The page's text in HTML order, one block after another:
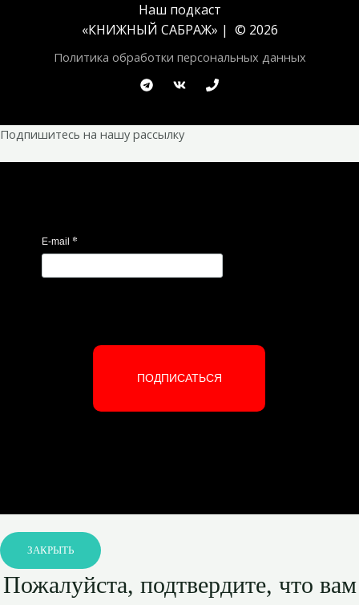
Наш подкаст
«КНИЖНЫЙ САБРАЖ» | © 2026
Политика обработки персональных данных
Подпишитесь на нашу рассылку
E-mail *
ПОДПИСАТЬСЯ
ЗАКРЫТЬ
Пожалуйста, подтвердите, что вам